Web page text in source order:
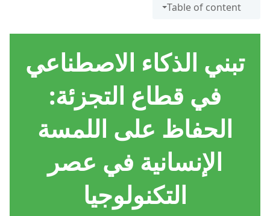
Table of content
تبني الذكاء الاصطناعي
في قطاع التجزئة:
الحفاظ على اللمسة
الإنسانية في عصر
التكنولوجيا